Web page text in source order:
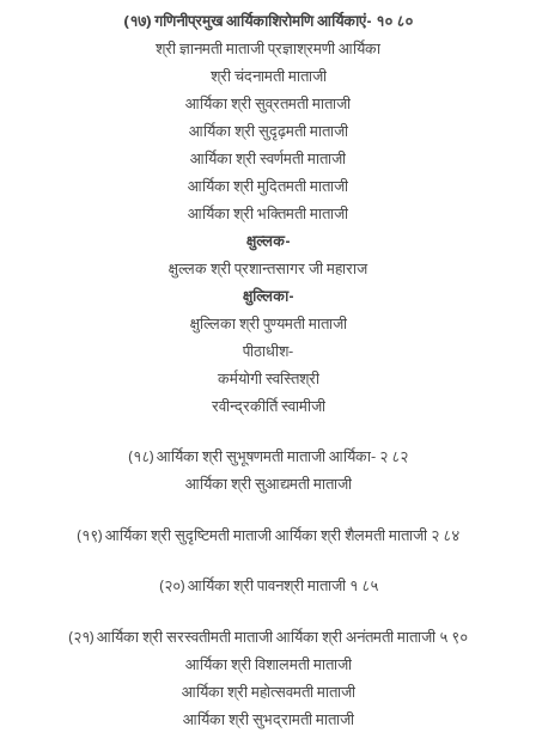
(१७) गणिनीप्रमुख आर्यिकाशिरोमणि आर्यिकाएं- १० ८०
श्री ज्ञानमती माताजी प्रज्ञाश्रमणी आर्यिका
श्री चंदनामती माताजी
आर्यिका श्री सुव्रतमती माताजी
आर्यिका श्री सुदृढ़मती माताजी
आर्यिका श्री स्वर्णमती माताजी
आर्यिका श्री मुदितमती माताजी
आर्यिका श्री भक्तिमती माताजी
क्षुल्लक-
क्षुल्लक श्री प्रशान्तसागर जी महाराज
क्षुल्लिका-
क्षुल्लिका श्री पुण्यमती माताजी
पीठाधीश-
कर्मयोगी स्वस्तिश्री
रवीन्द्रकीर्ति स्वामीजी
(१८) आर्यिका श्री सुभूषणमती माताजी आर्यिका- २ ८२
आर्यिका श्री सुआद्यमती माताजी
(१९) आर्यिका श्री सुदृष्टिमती माताजी आर्यिका श्री शैलमती माताजी २ ८४
(२०) आर्यिका श्री पावनश्री माताजी १ ८५
(२१) आर्यिका श्री सरस्वतीमती माताजी आर्यिका श्री अनंतमती माताजी ५ ९०
आर्यिका श्री विशालमती माताजी
आर्यिका श्री महोत्सवमती माताजी
आर्यिका श्री सुभद्रामती माताजी